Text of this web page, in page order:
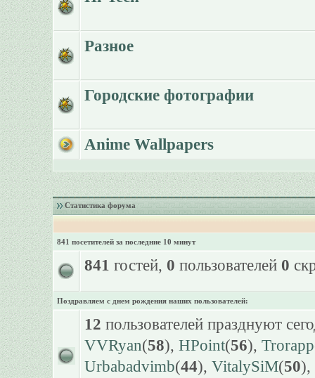
Разное
Городские фотографии
Anime Wallpapers
Статистика форума
841 посетителей за последние 10 минут
841 гостей, 0 пользователей 0
Поздравляем с днем рождения наших пользователей:
12 пользователей празднуют
VVRyan(58), HPoint(56),
Urbabadvimb(44), VitalySiM(50),